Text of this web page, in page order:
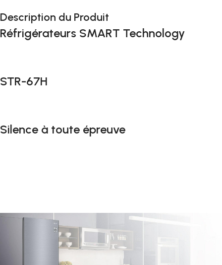
prix KDO
Description du Produit
Réfrigérateurs SMART Technology
STR-67H
Silence à toute épreuve